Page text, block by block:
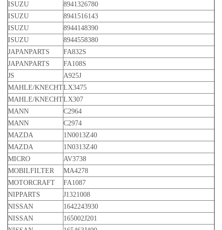
ISUZU
8941326780
ISUZU
8941516143
ISUZU
8944148390
ISUZU
8944558380
JAPANPARTS
FA832S
JAPANPARTS
FA108S
JS
A925J
MAHLE/KNECHTLX3475
MAHLE/KNECHTLX307
MANN
C2964
MANN
C2974
MAZDA
1N0013Z40
MAZDA
1N0313Z40
MICRO
AV3738
MOBILFILTER
MA4278
MOTORCRAFT
FA1087
NIPPARTS
J1321008
NISSAN
1642243930
NISSAN
165002J201